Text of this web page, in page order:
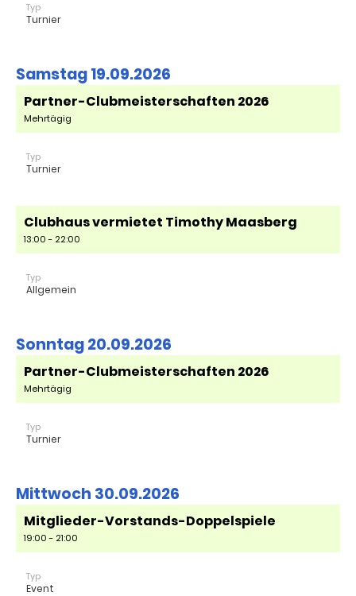
Typ
Turnier
Samstag 19.09.2026
Partner-Clubmeisterschaften 2026
Mehrtägig
Typ
Turnier
Clubhaus vermietet Timothy Maasberg
13:00 - 22:00
Typ
Allgemein
Sonntag 20.09.2026
Partner-Clubmeisterschaften 2026
Mehrtägig
Typ
Turnier
Mittwoch 30.09.2026
Mitglieder-Vorstands-Doppelspiele
19:00 - 21:00
Typ
Event